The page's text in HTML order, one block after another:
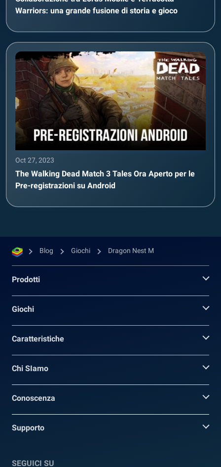
Warriors: una grande fusione di storia e gioco
Oct 27, 2023
The Walking Dead Match 3 Tales Ora Aperto per le
Pre-registrazioni su Android
Blog Giochi Dragon Nest M
Prodotti
Giochi
Caratteristiche
Chi SIamo
Conoscenza
Supporto
SEGUICI SU